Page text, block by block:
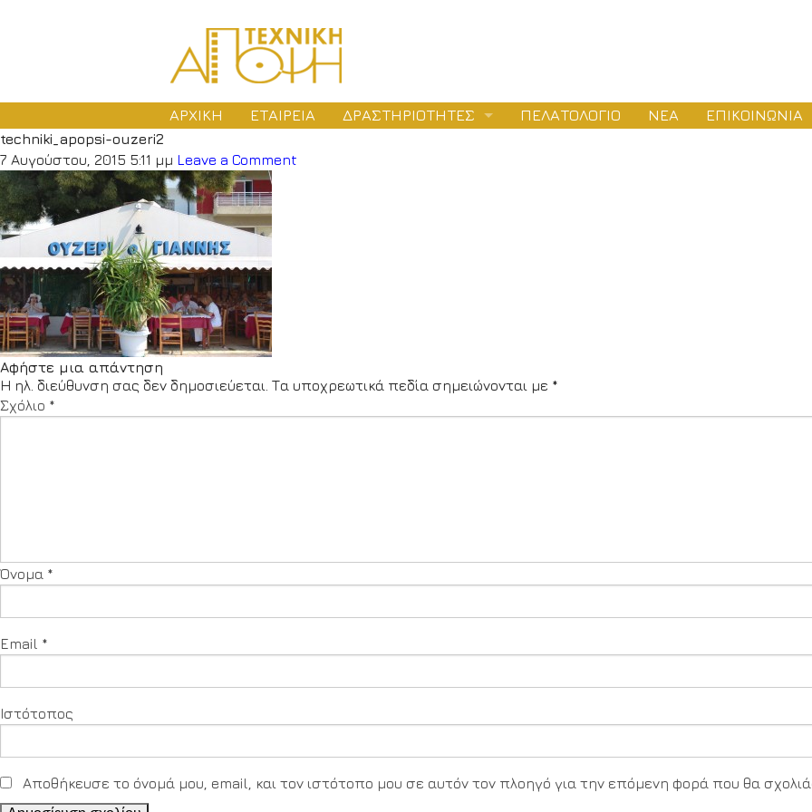
ΑΡΧΙΚΗ ΕΤΑΙΡΕΙΑ
ΔΡΑΣΤΗΡΙΟΤΗΤΕΣ
ΠΕΛΑΤΟΛΟΓΙΟ ΝΕΑ ΕΠΙΚΟΙΝΩΝΙΑ
techniki_apopsi-ouzeri2
7 Αυγούστου, 2015 5:11 μμ Leave a Comment
Αφήστε μια απάντηση
Η ηλ. διεύθυνση σας δεν δημοσιεύεται. Τα υποχρεωτικά πεδία σημειώνονται με *
Σχόλιο *
Όνομα *
Email *
Ιστότοπος
Αποθήκευσε το όνομά μου, email, και τον ιστότοπο μου σε αυτόν τον πλοηγό για την επόμενη φορά που θα